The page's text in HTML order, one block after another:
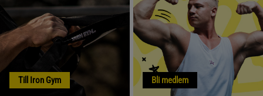
Till Iron Gym Bli medlem